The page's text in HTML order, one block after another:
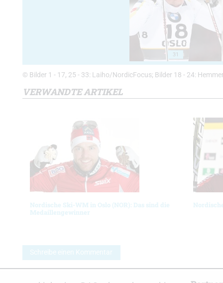
31
© Bilder 1 - 17, 25 - 33: Laiho/NordicFocus; Bilder 18 - 24:
VERWANDTE ARTIKEL
Nordische Ski-WM in Oslo (NOR): Das sind die
Medaillengewinner
Schreibe einen Kommentar